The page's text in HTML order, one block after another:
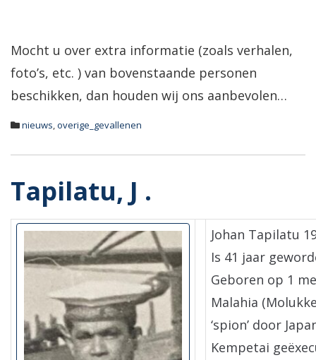
Mocht u over extra informatie (zoals verhalen,
foto’s, etc. ) van bovenstaande personen
beschikken, dan houden wij ons aanbevolen…
nieuws,overige_gevallenen
Tapilatu, J .
Johan Tapilatu
Is 41 jaar
Geboren op 1
Malahia
‘spion’ door
Kempetai